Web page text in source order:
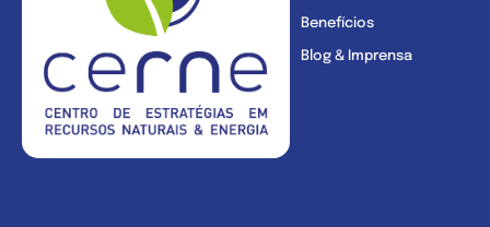
Benefícios
Blog & Imprensa